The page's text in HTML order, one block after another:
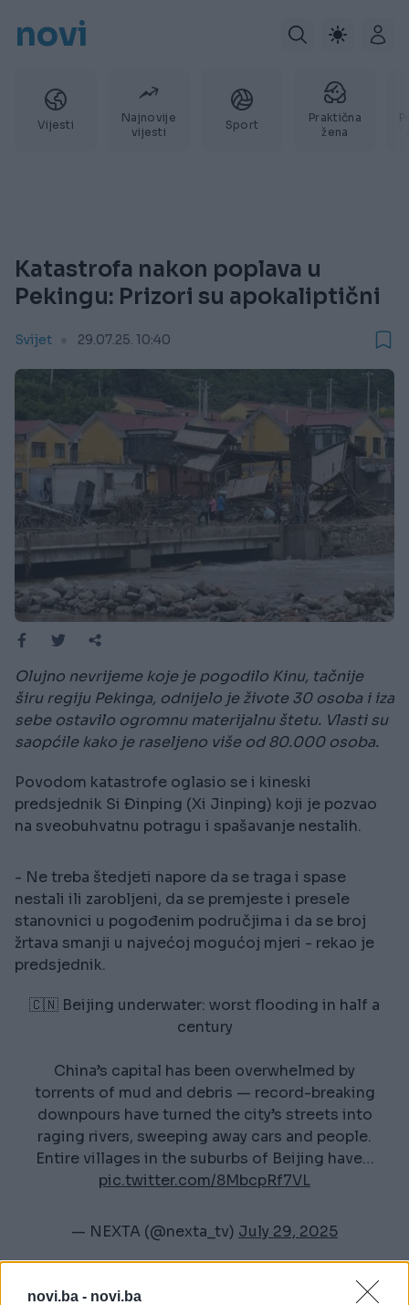
novi.ba - novi.ba
novi
Vijesti
Najnovije
vijesti
Sport
Praktična
žena
Katastrofa nakon poplava u
Pekingu: Prizori su apokaliptični
Svijet 29.07.25. 10:40
Olujno nevrijeme koje je pogodilo Kinu, tačnije
širu regiju Pekinga, odnijelo je živote 30 osoba i iza
sebe ostavilo ogromnu materijalnu štetu. Vlasti su
saopćile kako je raseljeno više od 80.000 osoba.
Povodom katastrofe oglasio se i kineski
predsjednik Si Đinping (Xi Jinping) koji je pozvao
na sveobuhvatnu potragu i spašavanje nestalih.
- Ne treba štedjeti napore da se traga i spase
nestali ili zarobljeni, da se premjeste i presele
stanovnici u pogođenim područjima i da se broj
žrtava smanji u najvećoj mogućoj mjeri - rekao je
predsjednik.
🇨🇳 Beijing underwater: worst flooding in half a
century
China’s capital has been overwhelmed by
torrents of mud and debris — record-breaking
downpours have turned the city’s streets into
raging rivers, sweeping away cars and people.
Entire villages in the suburbs of Beijing have…
pic.twitter.com/8MbcpRf7VL
— NEXTA (@nexta_tv) July 29, 2025
padati i danas, a za sada je prijavljeno kako je 130